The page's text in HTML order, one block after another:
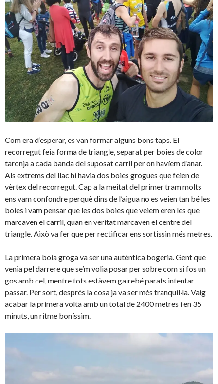
Com era d’esperar, es van formar alguns bons taps. El
recorregut feia forma de triangle, separat per boies de color
taronja a cada banda del suposat carril per on havíem d’anar.
Als extrems del llac hi havia dos boies grogues que feien de
vèrtex del recorregut. Cap a la meitat del primer tram molts
ens vam confondre perquè dins de l’aigua no es veien tan bé les
boies i vam pensar que les dos boies que veiem eren les que
marcaven el carril, quan en veritat marcaven el centre del
triangle. Això va fer que per rectificar ens sortissin més metres.
La primera boia groga va ser una autèntica bogeria. Gent que
venia pel darrere que se’m volia posar per sobre com si fos un
gos amb cel, mentre tots estàvem gairebé parats intentar
passar. Per sort, després la cosa ja va ser més tranquil·la. Vaig
acabar la primera volta amb un total de 2400 metres i en 35
minuts, un ritme boníssim.